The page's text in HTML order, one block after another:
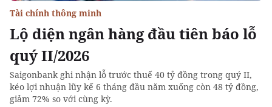
Lộ diện ngân hàng đầu tiên báo lỗ
quý II/2026
Tài chính thông minh
Saigonbank ghi nhận lỗ trước thuế 40 tỷ đồng trong quý II,
kéo lợi nhuận lũy kế 6 tháng đầu năm xuống còn 48 tỷ đồng,
giảm 72% so với cùng kỳ.